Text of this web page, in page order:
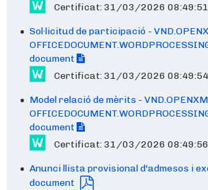
Certificat: 31/03/2026 08:49:51
Sol·licitud de participació -
document
Certificat: 31/03/2026 08:49:54
Model relació de mèrits -
document
Certificat: 31/03/2026 08:49:56
Anunci llista provisional d'admesos i
document